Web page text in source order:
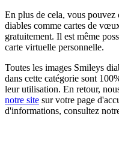
En plus de cela, vous pouvez
diables comme cartes de
gratuitement. Il est même
carte virtuelle personnelle.
Toutes les images Smileys
dans cette catégorie sont
leur utilisation. En retour,
notre site sur votre page
d'informations, consultez